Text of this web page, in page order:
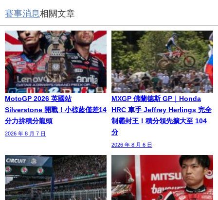
賽事消息相關文章
MotoGP 2026 英國站
Silverstone 開戰！小椋藍僅差14
分力拚積分龍頭
2026 年 8 月 7 日
MXGP 佛蘭德斯 GP｜Honda
HRC 車手 Jeffrey Herlings 完全
制霸封王！積分領先擴大至 104
分
2026 年 8 月 6 日